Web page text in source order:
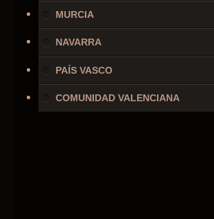
MURCIA
NAVARRA
PAÍS VASCO
COMUNIDAD VALENCIANA